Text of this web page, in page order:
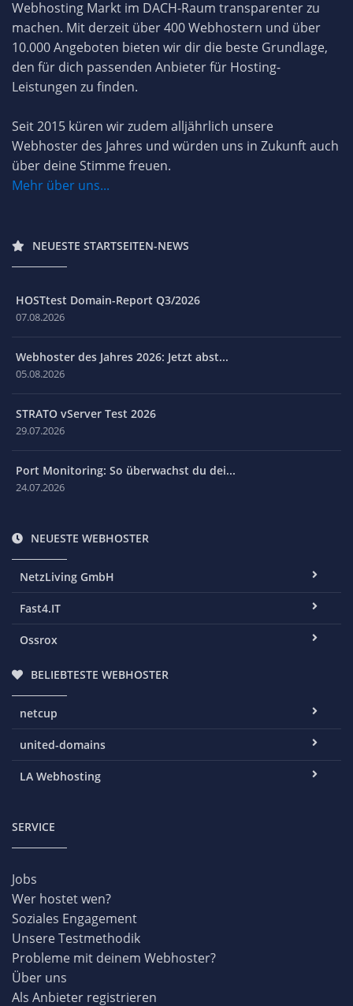
Webhosting Markt im DACH-Raum transparenter zu
machen. Mit derzeit über 400 Webhostern und über
10.000 Angeboten bieten wir dir die beste Grundlage,
den für dich passenden Anbieter für Hosting-
Leistungen zu finden.
Seit 2015 küren wir zudem alljährlich unsere
Webhoster des Jahres und würden uns in Zukunft auch
über deine Stimme freuen.
Mehr über uns...
NEUESTE STARTSEITEN-NEWS
HOSTtest Domain-Report Q3/2026
07.08.2026
Webhoster des Jahres 2026: Jetzt abst...
05.08.2026
STRATO vServer Test 2026
29.07.2026
Port Monitoring: So überwachst du dei...
24.07.2026
NEUESTE WEBHOSTER
NetzLiving GmbH
Fast4.IT
Ossrox
BELIEBTESTE WEBHOSTER
netcup
united-domains
LA Webhosting
SERVICE
Jobs
Wer hostet wen?
Soziales Engagement
Unsere Testmethodik
Probleme mit deinem Webhoster?
Über uns
Als Anbieter registrieren